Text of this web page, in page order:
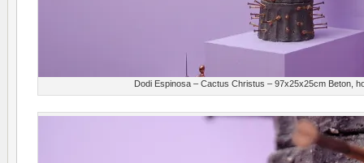
Dodi Espinosa – Cactus Christus – 97x25x25cm Beton,